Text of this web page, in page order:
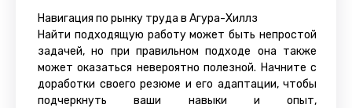
Навигация по рынку труда в Агура-Хиллз
Найти подходящую работу может быть непростой
задачей, но при правильном подходе она также
может оказаться невероятно полезной. Начните с
доработки своего резюме и его адаптации, чтобы
подчеркнуть ваши навыки и опыт,